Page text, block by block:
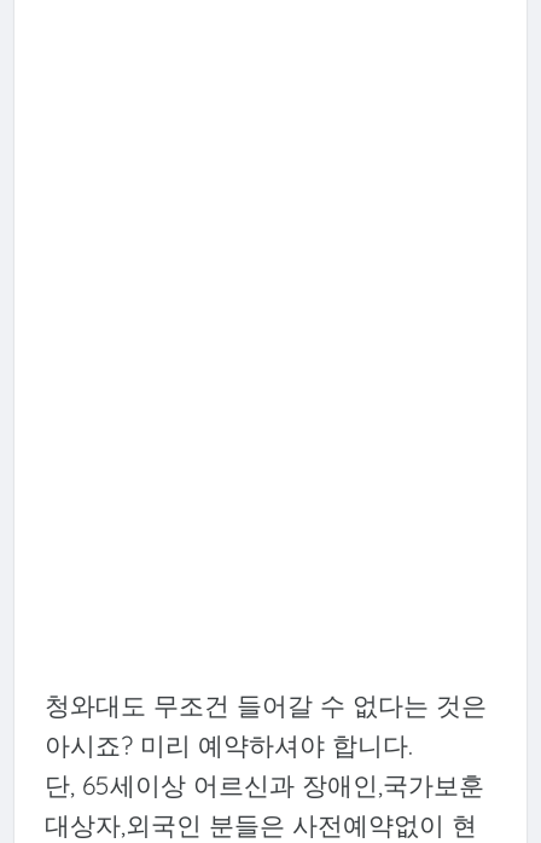
청와대도 무조건 들어갈 수 없다는 것은
아시죠? 미리 예약하셔야 합니다.
단, 65세이상 어르신과 장애인,국가보훈
대상자,외국인 분들은 사전예약없이 현